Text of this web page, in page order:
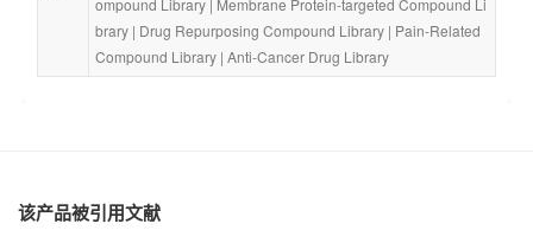
brary | Drug Repurposing Compound Library | Pain-Related
Compound Library | Anti-Cancer Drug Library
该产品被引用文献